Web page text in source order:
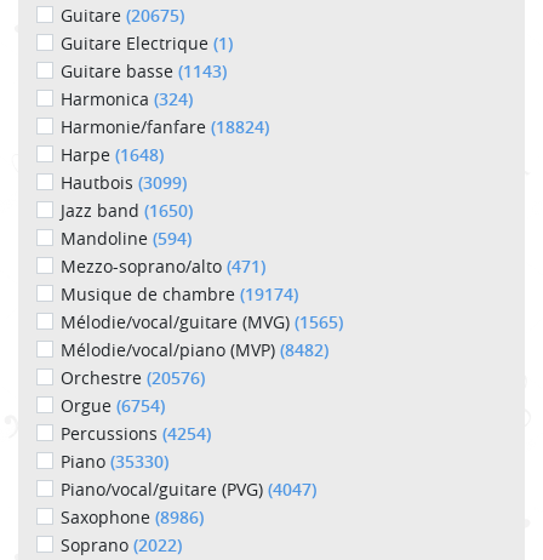
Guitare (20675)
Guitare Electrique (1)
Guitare basse (1143)
Harmonica (324)
Harmonie/fanfare (18824)
Harpe (1648)
Hautbois (3099)
Jazz band (1650)
Mandoline (594)
Mezzo-soprano/alto (471)
Musique de chambre (19174)
Mélodie/vocal/guitare (MVG) (1565)
Mélodie/vocal/piano (MVP) (8482)
Orchestre (20576)
Orgue (6754)
Percussions (4254)
Piano (35330)
Piano/vocal/guitare (PVG) (4047)
Saxophone (8986)
Soprano (2022)